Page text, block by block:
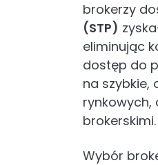
brokerzy
(STP)
eliminując
dostęp do
na szybkie,
brokerskimi.
Wybór